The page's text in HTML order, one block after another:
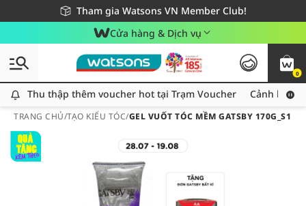
Tham gia Watsons VN Member Club!
Miễn phí giao hàng cho đơn hàng từ 249,000Đ
Giao hàng nhanh 24h - Áp dụng khu vực TP. Hồ Chí Minh
Cửa hàng & Dịch vụ
0
Thu thập thêm voucher hot tại Trạm Voucher
Thu thập thêm voucher hot tại Trạm Voucher Cảnh báo
TRANG CHỦ/TẠO KIỂU TÓC/GEL VUỐT TÓC MỀM GATSBY 170G_S1